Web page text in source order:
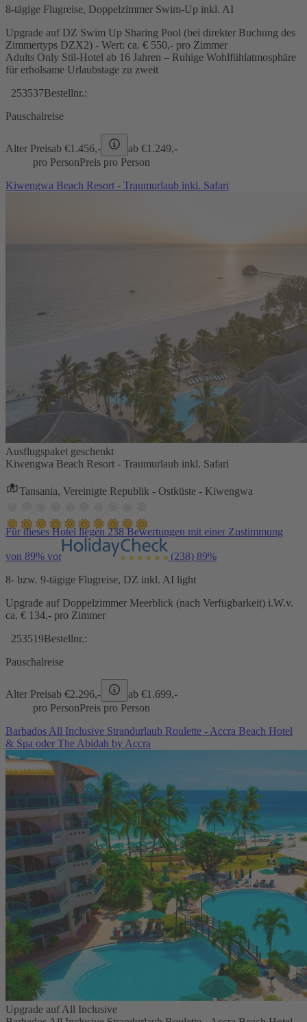
8-tägige Flugreise, Doppelzimmer Swim-Up inkl. AI
Upgrade auf DZ Swim Up Sharing Pool (bei direkter Buchung des
Zimmertyps DZX2) - Wert: ca. € 550,- pro Zimmer
Adults Only Stil-Hotel ab 16 Jahren – Ruhige Wohlfühlatmosphäre
für erholsame Urlaubstage zu zweit
253537Bestellnr.:
Pauschalreise
Alter Preisab €1.456,- ab €1.249,-
pro PersonPreis pro Person
Kiwengwa Beach Resort - Traumurlaub inkl. Safari
Ausflugspaket geschenkt
Kiwengwa Beach Resort - Traumurlaub inkl. Safari
Tansania, Vereinigte Republik - Ostküste - Kiwengwa
Für dieses Hotel liegen 238 Bewertungen mit einer Zustimmung
von 89% vor (238) 89%
8- bzw. 9-tägige Flugreise, DZ inkl. AI light
Upgrade auf Doppelzimmer Meerblick (nach Verfügbarkeit) i.W.v.
ca. € 134,- pro Zimmer
253519Bestellnr.:
Pauschalreise
Alter Preisab €2.296,- ab €1.699,-
pro PersonPreis pro Person
Barbados All Inclusive Strandurlaub Roulette - Accra Beach Hotel
& Spa oder The Abidah by Accra
Upgrade auf All Inclusive